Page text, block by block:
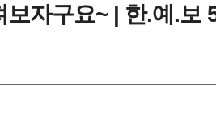
자구요~ | 한.예.보